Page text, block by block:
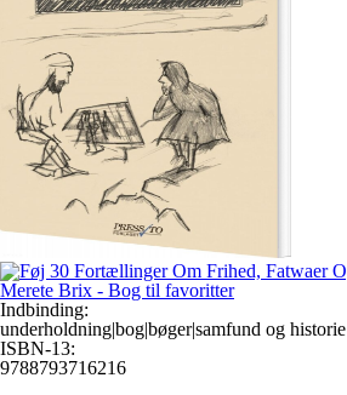
Indbinding:
underholdning|bog|bøger|samfund og historie
ISBN-13:
9788793716216